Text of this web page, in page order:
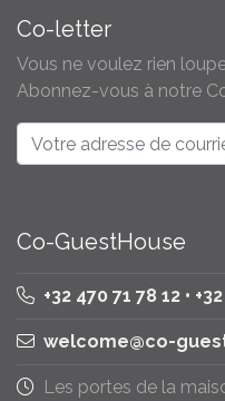
Co-letter
Vous ne voulez rien
Abonnez-vous à notre
Co-GuestHouse
+32 470 71 78 12 •
welcome@co-
Les portes de la